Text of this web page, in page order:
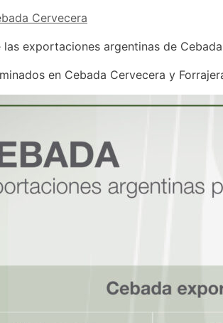
Cervecera
exportaciones argentinas de
en Cebada Cervecera y